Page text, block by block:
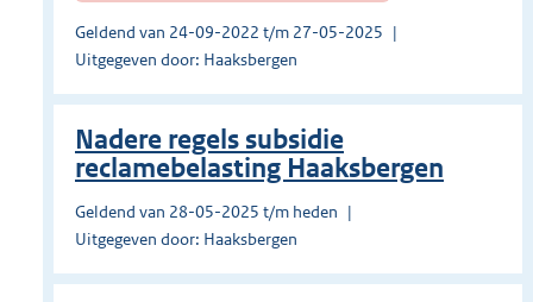
Geldend van 24-09-2022 t/m 27-05-2025
Uitgegeven door: Haaksbergen
Nadere regels subsidie
reclamebelasting Haaksbergen
Geldend van 28-05-2025 t/m heden
Uitgegeven door: Haaksbergen